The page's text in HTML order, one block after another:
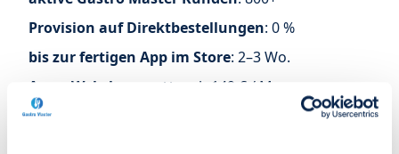
Provision auf Direktbestellungen: 0 %
bis zur fertigen App im Store: 2–3 Wo.
App + Webshop, netto
: ab 149 € / Mo